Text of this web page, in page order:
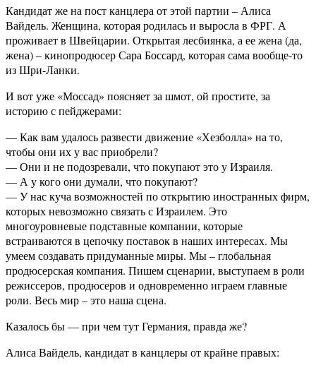
Кандидат же на пост канцлера от этой партии – Алиса
Вайдель. Женщина, которая родилась и выросла в ФРГ. А
проживает в Швейцарии. Открытая лесбиянка, а ее жена (да,
жена) – кинопродюсер Сара Боссард, которая сама вообще-то
из Шри-Ланки.
И вот уже «Моссад» поясняет за шмот, ой простите, за
историю с пейджерами:
— Как вам удалось развести движение «Хезболла» на то,
чтобы они их у вас приобрели?
— Они и не подозревали, что покупают это у Израиля.
— А у кого они думали, что покупают?
— У нас куча возможностей по открытию иностранных фирм,
которых невозможно связать с Израилем. Это
многоуровневые подставные компании, которые
встраиваются в цепочку поставок в наших интересах. Мы
умеем создавать придуманные миры. Мы – глобальная
продюсерская компания. Пишем сценарии, выступаем в роли
режиссеров, продюсеров и одновременно играем главные
роли. Весь мир – это наша сцена.
Казалось бы — при чем тут Германия, правда же?
Алиса Вайдель, кандидат в канцлеры от крайне правых: